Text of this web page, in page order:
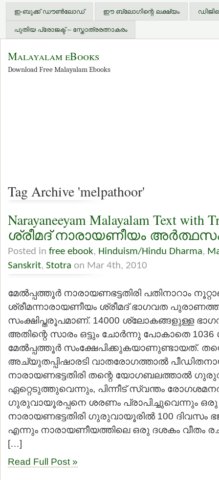
ഇ-ബുക്ക് ഡൗണ്‍ലോഡ് ഈ ബ്ലോഗിന്റെ ലക്ഷ്യം
പുതിയ പ്രോജക്ട് – സ്തോത്രരത്നാകരം
Malayalam eBooks
Download Free Malayalam Ebooks
Tag Archive 'melpathoor'
Narayaneeyam Malayalam Text with
ശ്രീമദ് നാരായണീയം
Posted in free ebook, Hinduism/Hindu Dharma,
Sanskrit, Stotra on Mar 4th, 2010
മേല്‍പ്പത്തൂര്‍ നാരായണഭട്ടതിരി പതിനാറാം
ശ്രീമന്നാരായണീയം ശ്രീമദ് ഭാഗവത
സംക്ഷിപ്തരൂപമാണ്. 14000 ശ്ലോകങ്ങളുള്ള
അതിന്റെ സാരം ഒട്ടും ചോര്‍ന്നു പോകാതെ
മേല്‍പ്പത്തൂര്‍ സംക്ഷേപിക്കുകയാണുണ്ടായത്.
അച്യുതപ്പിഷാരടി വാതരോഗത്താല്‍
നാരായണഭട്ടതിരി തന്റെ യോഗബലത്താല്‍
ഏറ്റെടുത്തുവെന്നും, പിന്നീട് സ്വന്തം
ഗുരുവായൂരപ്പനെ ശരണം പ്രാപിച്ചുവെന്നും
നാരായണഭട്ടതിരി ഗുരുവായൂരില്‍ 100 ദിവസം
എന്നും നാരായണീയത്തിലെ ഒരു ദശകം വീതം
[…]
Read Full Post »